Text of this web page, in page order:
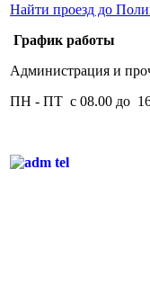
Найти проезд до
График работы
Администрация и
ПН - ПТ с 08.00 до